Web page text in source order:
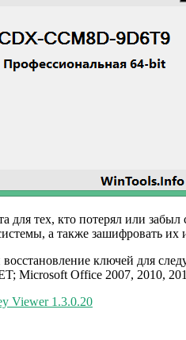
для тех, кто потерял или
а также зашифровать их
ключей для
Microsoft Office 2007, 2010,
Viewer 1.3.0.20